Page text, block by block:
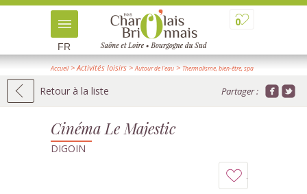
0
FR
Accueil> Activités loisirs >Autour de l'eau > Thermalisme, bien-être, spa
Retour à la liste Partager :
Cinéma Le Majestic
DIGOIN